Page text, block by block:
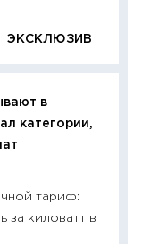
ЭКСКЛЮЗИВ
в
категории,
тариф:
за киловатт в